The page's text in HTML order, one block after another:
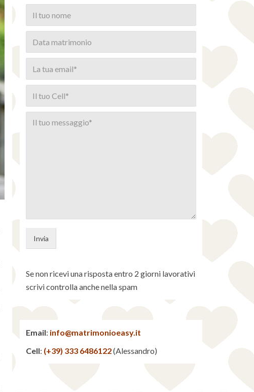
Se non ricevi una risposta entro 2 giorni lavorativi
scrivi controlla anche nella spam
Email: info@matrimonioeasy.it
Cell: (+39) 333 6486122(Alessandro)